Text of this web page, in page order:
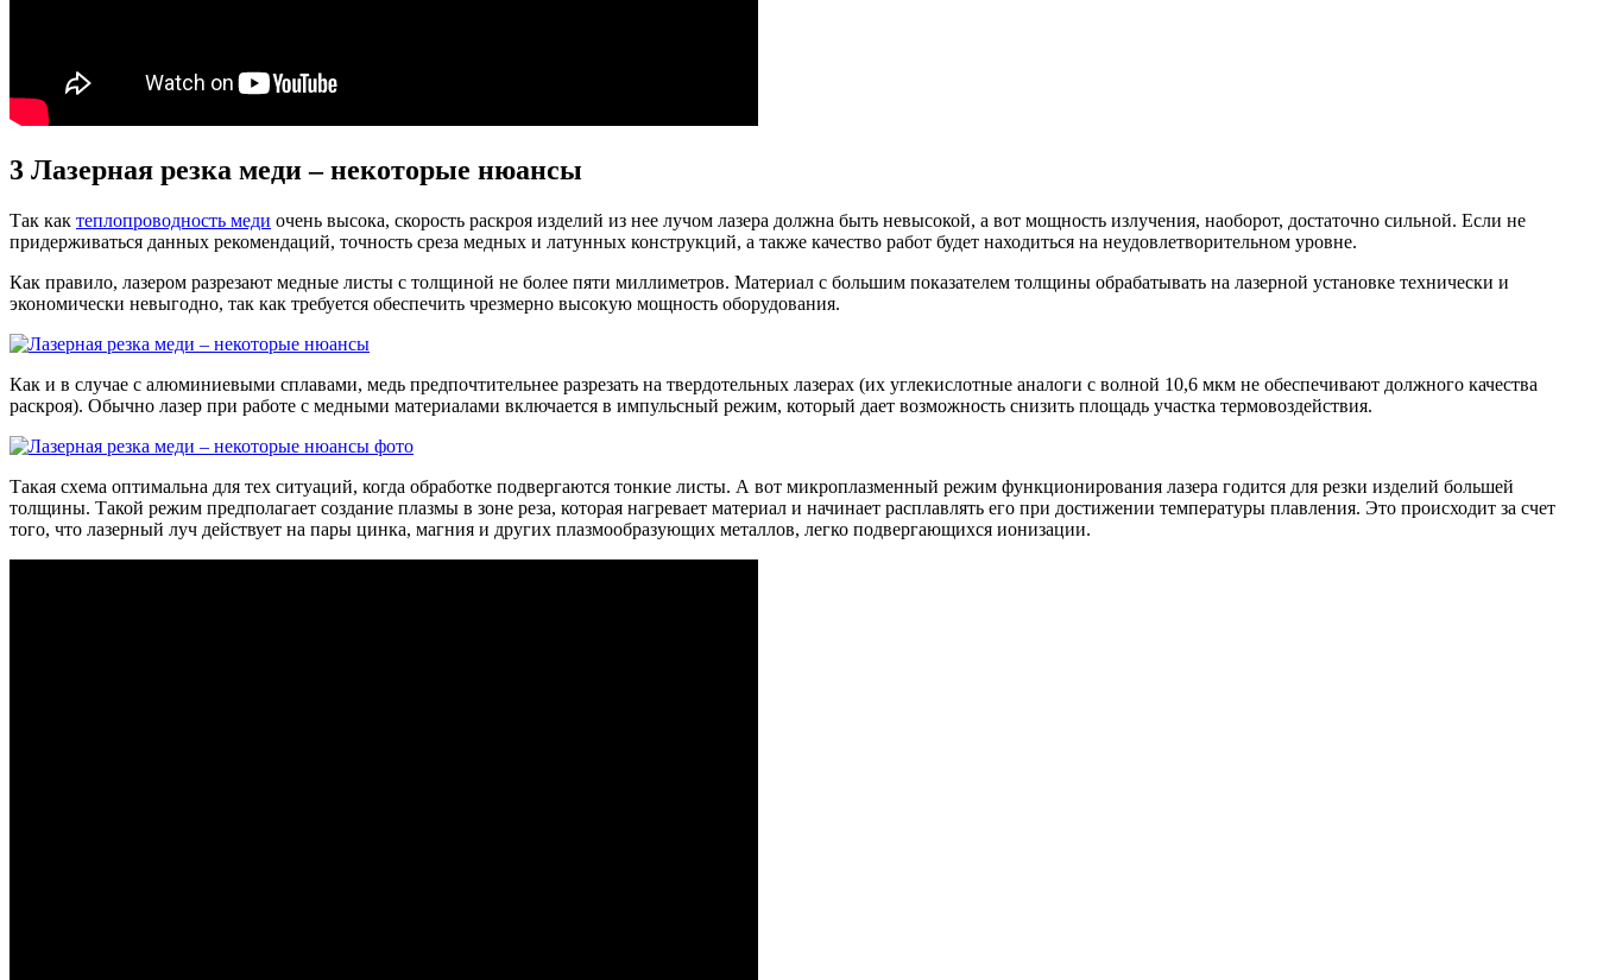
3 Лазерная резка меди – некоторые нюансы
Так как теплопроводность меди очень высока, скорость раскроя изделий из нее лучом лазера должна быть невысокой, а вот мощность излучения, наоборот, достаточно сильной. Если не
придерживаться данных рекомендаций, точность среза медных и латунных конструкций, а также качество работ будет находиться на неудовлетворительном уровне.
Как правило, лазером разрезают медные листы с толщиной не более пяти миллиметров. Материал с большим показателем толщины обрабатывать на лазерной установке технически и
экономически невыгодно, так как требуется обеспечить чрезмерно высокую мощность оборудования.
Как и в случае с алюминиевыми сплавами, медь предпочтительнее разрезать на твердотельных лазерах (их углекислотные аналоги с волной 10,6 мкм не обеспечивают должного качества
раскроя). Обычно лазер при работе с медными материалами включается в импульсный режим, который дает возможность снизить площадь участка термовоздействия.
Такая схема оптимальна для тех ситуаций, когда обработке подвергаются тонкие листы. А вот микроплазменный режим функционирования лазера годится для резки изделий большей
толщины. Такой режим предполагает создание плазмы в зоне реза, которая нагревает материал и начинает расплавлять его при достижении температуры плавления. Это происходит за счет
того, что лазерный луч действует на пары цинка, магния и других плазмообразующих металлов, легко подвергающихся ионизации.